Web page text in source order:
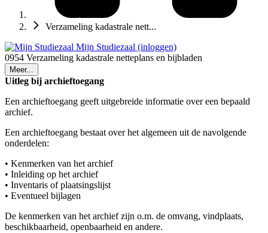
Verzameling kadastrale nett...
Mijn Studiezaal (inloggen)
0954 Verzameling kadastrale netteplans en bijbladen
Meer...
Uitleg bij archieftoegang
Een archieftoegang geeft uitgebreide informatie over een bepaald
archief.
Een archieftoegang bestaat over het algemeen uit de navolgende
onderdelen:
• Kenmerken van het archief
• Inleiding op het archief
• Inventaris of plaatsingslijst
• Eventueel bijlagen
De kenmerken van het archief zijn o.m. de omvang, vindplaats,
beschikbaarheid, openbaarheid en andere.